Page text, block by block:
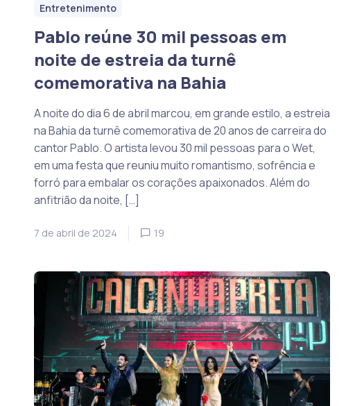
Entretenimento
Pablo reúne 30 mil pessoas em
noite de estreia da turnê
comemorativa na Bahia
A noite do dia 6 de abril marcou, em grande estilo, a estreia
na Bahia da turnê comemorativa de 20 anos de carreira do
cantor Pablo. O artista levou 30 mil pessoas para o Wet,
em uma festa que reuniu muito romantismo, sofrência e
forró para embalar os corações apaixonados. Além do
anfitrião da noite, […]
7 de abril de 2024 19